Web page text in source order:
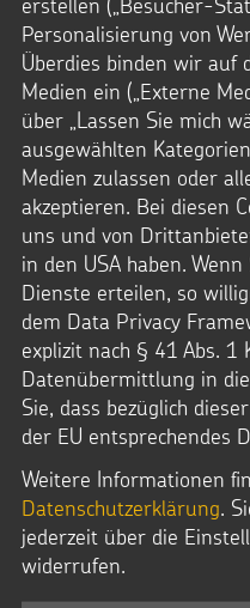
AKTION
Unsere
Personalisierung von
Überdies binden wir auf
Medien ein („Externe
über „Lassen Sie mich
ausgewählten
Medien zulassen oder
akzeptieren. Bei diesen
uns und von
in den USA haben.
Dienste erteilen, so
dem Data Privacy
explizit nach § 41 Abs. 1
Datenübermittlung in
Sie, dass bezüglich
der EU entsprechendes
Weitere Informationen
Datenschutzerklärung.
jederzeit über die
widerrufen.